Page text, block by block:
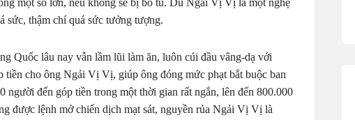
một số lớn, nếu không sẽ bị bỏ tù. Dù Ngải Vị Vị là một nghệ
sức, thậm chí quá sức tưởng tượng.
Quốc lâu nay vẫn lầm lũi làm ăn, luôn cúi đầu vâng-dạ với
tiền cho ông Ngải Vị Vị, giúp ông đóng mức phạt bắt buộc ban
người đến góp tiền trong một thời gian rất ngắn, lên đến 800.000
được lệnh mở chiến dịch mạt sát, nguyền rủa Ngải Vị Vị là